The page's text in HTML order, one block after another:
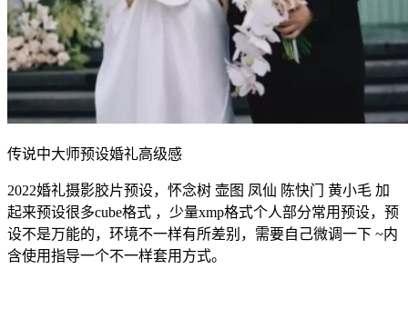
传说中大师预设婚礼高级感
2022婚礼摄影胶片预设，怀念树 壶图 凤仙 陈快门 黄小毛 加
起来预设很多cube格式 ，少量xmp格式个人部分常用预设，预
设不是万能的，环境不一样有所差别，需要自己微调一下 ~内
含使用指导一个不一样套用方式。